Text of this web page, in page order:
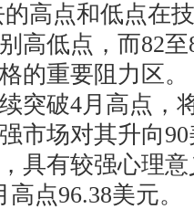
高点和低点在
高低点，而82
的重要阻力区。
破4月高点，
市场对其升向
具有较强心理
点96.38美元。